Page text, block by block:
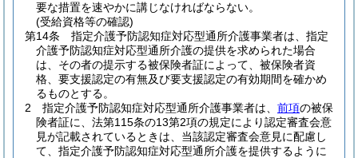
要な措置を速やかに講じなければならない。
(受給資格等の確認)
第14条
指定介護予防認知症対応型通所介護事業者は、指定
介護予防認知症対応型通所介護の提供を求められた場合
は、その者の提示する被保険者証によって、被保険者資
格、要支援認定の有無及び要支援認定の有効期間を確かめ
るものとする。
2
指定介護予防認知症対応型通所介護事業者は、 前項の被保
険者証に、法第115条の13第2項の規定により認定審査会意
見が記載されているときは、当該認定審査会意見に配慮し
て、指定介護予防認知症対応型通所介護を提供するように